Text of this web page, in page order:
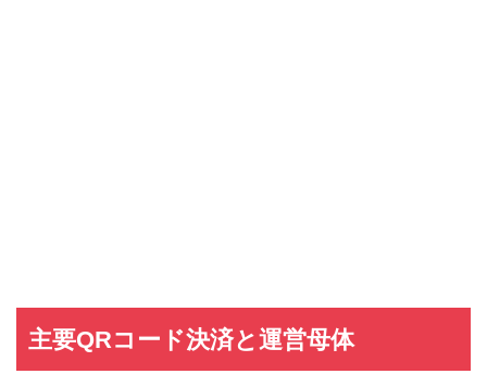
主要QRコード決済と運営母体